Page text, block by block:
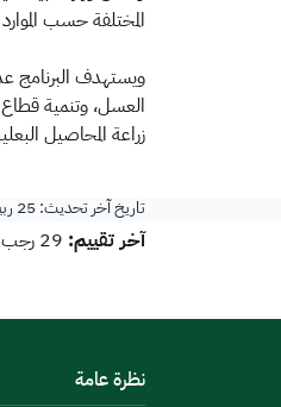
المختلفة حسب
العسل، وتنمية قطاع
زراعة المحاصيل
تاريخ آخر تحديث:25 ربيع الأول 1447 08:16 م
آخر تقييم: 29 رجب 1446 03:21 م
نظرة عامة